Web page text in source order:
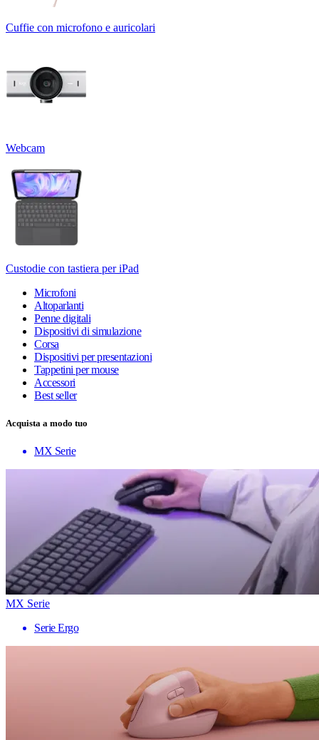
Cuffie con microfono e auricolari
Webcam
Custodie con tastiera per iPad
Microfoni
Altoparlanti
Penne digitali
Dispositivi di simulazione
Corsa
Dispositivi per presentazioni
Tappetini per mouse
Accessori
Best seller
Acquista a modo tuo
MX Serie
MX Serie
Serie Ergo